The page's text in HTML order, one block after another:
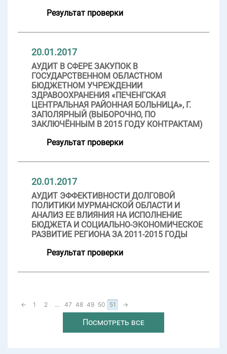
Результат проверки
20.01.2017
АУДИТ В СФЕРЕ ЗАКУПОК В
ГОСУДАРСТВЕННОМ ОБЛАСТНОМ
БЮДЖЕТНОМ УЧРЕЖДЕНИИ
ЗДРАВООХРАНЕНИЯ «ПЕЧЕНГСКАЯ
ЦЕНТРАЛЬНАЯ РАЙОННАЯ БОЛЬНИЦА», Г.
ЗАПОЛЯРНЫЙ (ВЫБОРОЧНО, ПО
ЗАКЛЮЧЁННЫМ В 2015 ГОДУ КОНТРАКТАМ)
Результат проверки
20.01.2017
АУДИТ ЭФФЕКТИВНОСТИ ДОЛГОВОЙ
ПОЛИТИКИ МУРМАНСКОЙ ОБЛАСТИ И
АНАЛИЗ ЕЕ ВЛИЯНИЯ НА ИСПОЛНЕНИЕ
БЮДЖЕТА И СОЦИАЛЬНО-ЭКОНОМИЧЕСКОЕ
РАЗВИТИЕ РЕГИОНА ЗА 2011-2015 ГОДЫ
Результат проверки
← 1 2 ... 47 48 49 50 51 →
Посмотреть все